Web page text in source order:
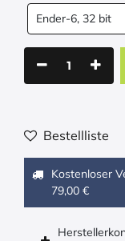
Bestellliste
Kostenloser
79,00 €